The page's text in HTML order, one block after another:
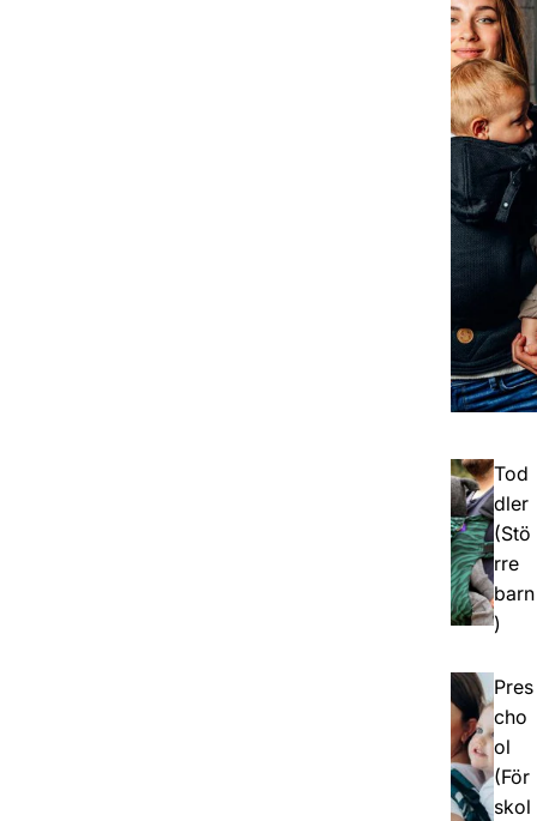
Tod
dler
(Stö
rre
barn
)
Pres
cho
ol
(För
skol